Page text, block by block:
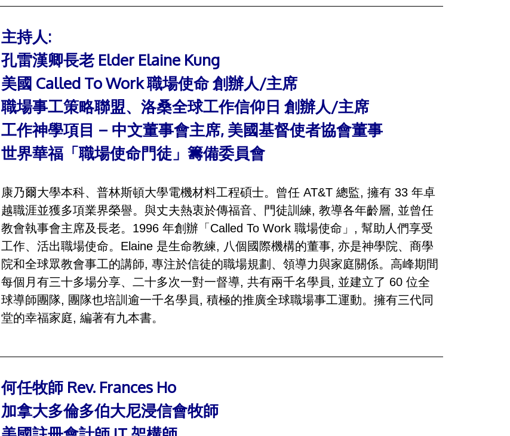
主持人:
孔雷漢卿長老 Elder Elaine Kung
美國 Called To Work 職場使命 創辦人/主席
職場事工策略聯盟、洛桑全球工作信仰日 創辦人/主席
工作神學項目 – 中文董事會主席, 美國基督使者協會董事
世界華福「職場使命門徒」籌備委員會
康乃爾大學本科、普林斯頓大學電機材料工程碩士。曾任 AT&T 總監, 擁有 33 年卓
越職涯並獲多項業界榮譽。與丈夫熱衷於傳福音、門徒訓練, 教導各年齡層, 並曾任
教會執事會主席及長老。1996 年創辦「Called To Work 職場使命」, 幫助人們享受
工作、活出職場使命。Elaine 是生命教練, 八個國際機構的董事, 亦是神學院、商學
院和全球眾教會事工的講師, 專注於信徒的職場規劃、領導力與家庭關係。高峰期間
每個月有三十多場分享、二十多次一對一督導, 共有兩千名學員, 並建立了 60 位全
球導師團隊, 團隊也培訓逾一千名學員, 積極的推廣全球職場事工運動。擁有三代同
堂的幸福家庭, 編著有九本書。
何任牧師 Rev. Frances Ho
加拿大多倫多伯大尼浸信會牧師